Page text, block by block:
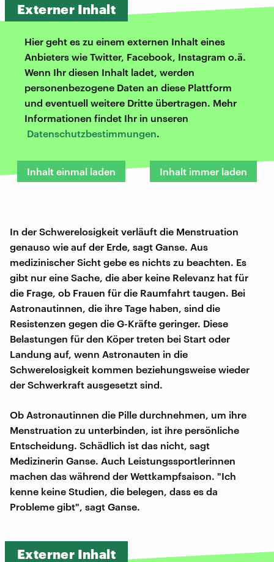
Externer Inhalt
Hier geht es zu einem externen Inhalt eines
Anbieters wie Twitter, Facebook, Instagram o.ä.
Wenn Ihr diesen Inhalt ladet, werden
personenbezogene Daten an diese Plattform
und eventuell weitere Dritte übertragen. Mehr
Informationen findet Ihr in unseren
Datenschutzbestimmungen.
Inhalt einmal laden Inhalt immer laden
In der Schwerelosigkeit verläuft die Menstruation
genauso wie auf der Erde, sagt Ganse. Aus
medizinischer Sicht gebe es nichts zu beachten. Es
gibt nur eine Sache, die aber keine Relevanz hat für
die Frage, ob Frauen für die Raumfahrt taugen. Bei
Astronautinnen, die ihre Tage haben, sind die
Resistenzen gegen die G-Kräfte geringer. Diese
Belastungen für den Köper treten bei Start oder
Landung auf, wenn Astronauten in die
Schwerelosigkeit kommen beziehungsweise wieder
der Schwerkraft ausgesetzt sind.
Ob Astronautinnen die Pille durchnehmen, um ihre
Menstruation zu unterbinden, ist ihre persönliche
Entscheidung. Schädlich ist das nicht, sagt
Medizinerin Ganse. Auch Leistungssportlerinnen
machen das während der Wettkampfsaison. "Ich
kenne keine Studien, die belegen, dass es da
Probleme gibt", sagt Ganse.
Externer Inhalt